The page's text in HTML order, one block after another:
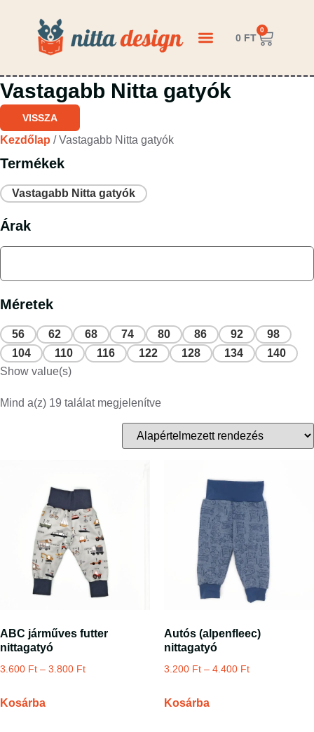
0 FT
0
Vastagabb Nitta gatyók
VISSZA
Kezdőlap / Vastagabb Nitta gatyók
Termékek
Vastagabb Nitta gatyók
Árak
Méretek
56 62 68 74 80 86 92
98
104
110 116 122 128 134
140
Show value(s)
Mind a(z) 19 találat megjelenítve
ABC járműves futter
nittagatyó
3.600 Ft – 3.800 Ft
Kosárba
Autós (alpenfleec)
nittagatyó
3.200 Ft – 4.400 Ft
Kosárba